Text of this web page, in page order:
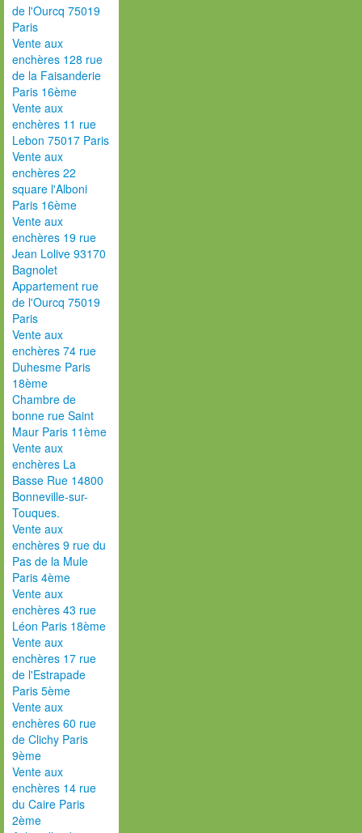
de l'Ourcq 75019
Paris
Vente aux
enchères 128 rue
de la Faisanderie
Paris 16ème
Vente aux
enchères 11 rue
Lebon 75017 Paris
Vente aux
enchères 22
square l'Alboni
Paris 16ème
Vente aux
enchères 19 rue
Jean Lolive 93170
Bagnolet
Appartement rue
de l'Ourcq 75019
Paris
Vente aux
enchères 74 rue
Duhesme Paris
18ème
Chambre de
bonne rue Saint
Maur Paris 11ème
Vente aux
enchères La
Basse Rue 14800
Bonneville-sur-
Touques.
Vente aux
enchères 9 rue du
Pas de la Mule
Paris 4ème
Vente aux
enchères 43 rue
Léon Paris 18ème
Vente aux
enchères 17 rue
de l'Estrapade
Paris 5ème
Vente aux
enchères 60 rue
de Clichy Paris
9ème
Vente aux
enchères 14 rue
du Caire Paris
2ème